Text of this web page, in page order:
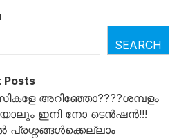
SEARCH
Posts
അറിഞ്ഞോ????ശമ്പളം
ഇനി നോ ടെൻഷൻ!!!
പ്രശ്നങ്ങൾക്കെല്ലാം